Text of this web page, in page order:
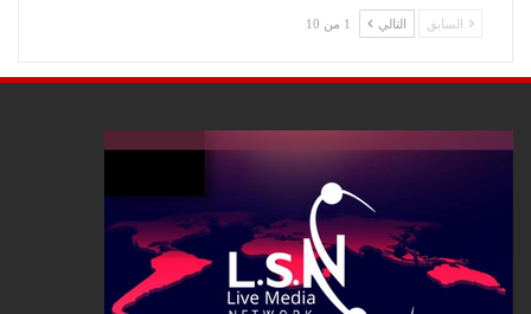
السابق التالي 1 من 10